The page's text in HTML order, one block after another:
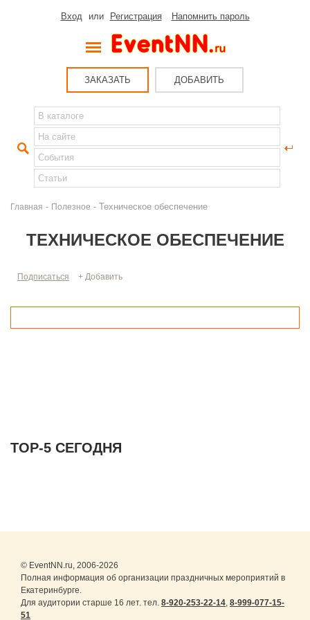
Вход или Регистрация Напомнить пароль
ЗАКАЗАТЬ ДОБАВИТЬ
Главная - Полезное - Техническое обеспечение
ТЕХНИЧЕСКОЕ ОБЕСПЕЧЕНИЕ
Подписаться + Добавить
ТОР-5 СЕГОДНЯ
© EventNN.ru, 2006-2026
Полная информация об организации праздничных мероприятий в
Екатеринбурге.
Для аудитории старше 16 лет. тел. 8-920-253-22-14, 8-999-077-15-
51